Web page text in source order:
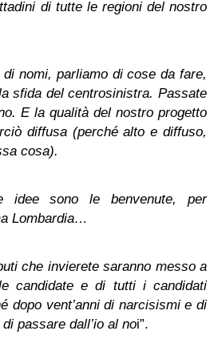
di tutte le regioni del nostro
nomi, parliamo di cose da fare,
sfida del centrosinistra. Passate
E la qualità del nostro progetto
diffusa (perché alto e diffuso,
cosa).
idee sono le benvenute, per
Lombardia…
che invierete saranno messo a
candidate e di tutti i candidati
dopo vent’anni di narcisismi e di
passare dall’io al noi”.